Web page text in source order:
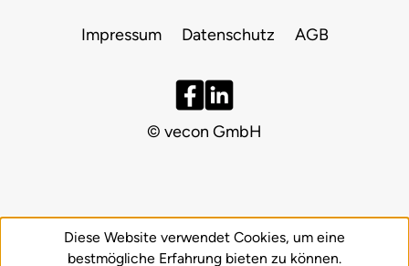
Impressum Datenschutz AGB
© vecon GmbH
Diese Website verwendet Cookies, um eine
bestmögliche Erfahrung bieten zu können.